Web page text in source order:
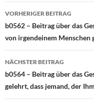
VORHERIGER BEITRAG
b0562 – Beitrag über das
von irgendeinem Menschen
NÄCHSTER BEITRAG
b0564 – Beitrag über das
gelehrt, dass jemand, der